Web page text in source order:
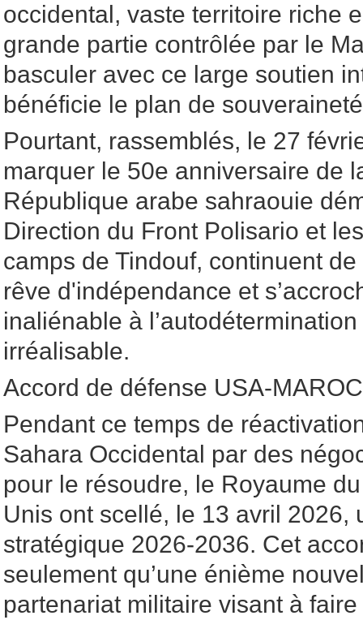
occidental, vaste territoire riche
grande partie contrôlée par le
basculer avec ce large soutien
bénéficie le plan de
Pourtant, rassemblés, le 27
marquer le 50e anniversaire de
République arabe sahraouie
Direction du Front Polisario et
camps de Tindouf, continuent
rêve d'indépendance et
inaliénable à
irréalisable.
Accord de défense USA-MAROC
Pendant ce temps de
Sahara Occidental par des
pour le résoudre, le Royaume
Unis ont scellé, le 13 avril 2026,
stratégique 2026-2036. Cet
seulement qu’une énième
partenariat militaire visant à